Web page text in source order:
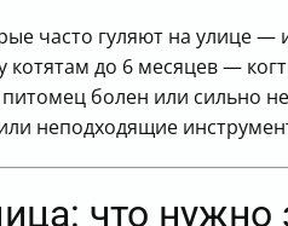
часто гуляют на улице
котятам до 6 месяцев —
болен или сильно
неподходящие
что